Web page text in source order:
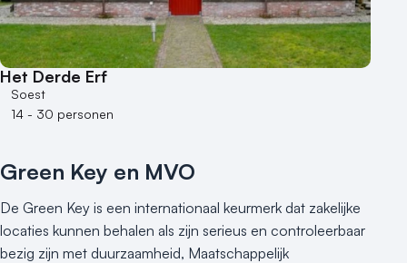
1 - 50 personen
50 - 100 personen
100 - 250 personen
250 - 500 personen
500+ personen
Buitenlocatie
Duurzame locatie
Groene locatie
Heisessie
Het Derde Erf
Soest
14 - 30 personen
Green Key en MVO
De Green Key is een internationaal keurmerk dat zakelijke
locaties kunnen behalen als zijn serieus en controleerbaar
bezig zijn met duurzaamheid, Maatschappelijk